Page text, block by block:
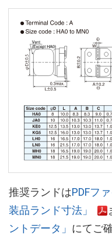
推奨ランドはPDFフ
装品ランド寸法」
ントデータ」 にてご